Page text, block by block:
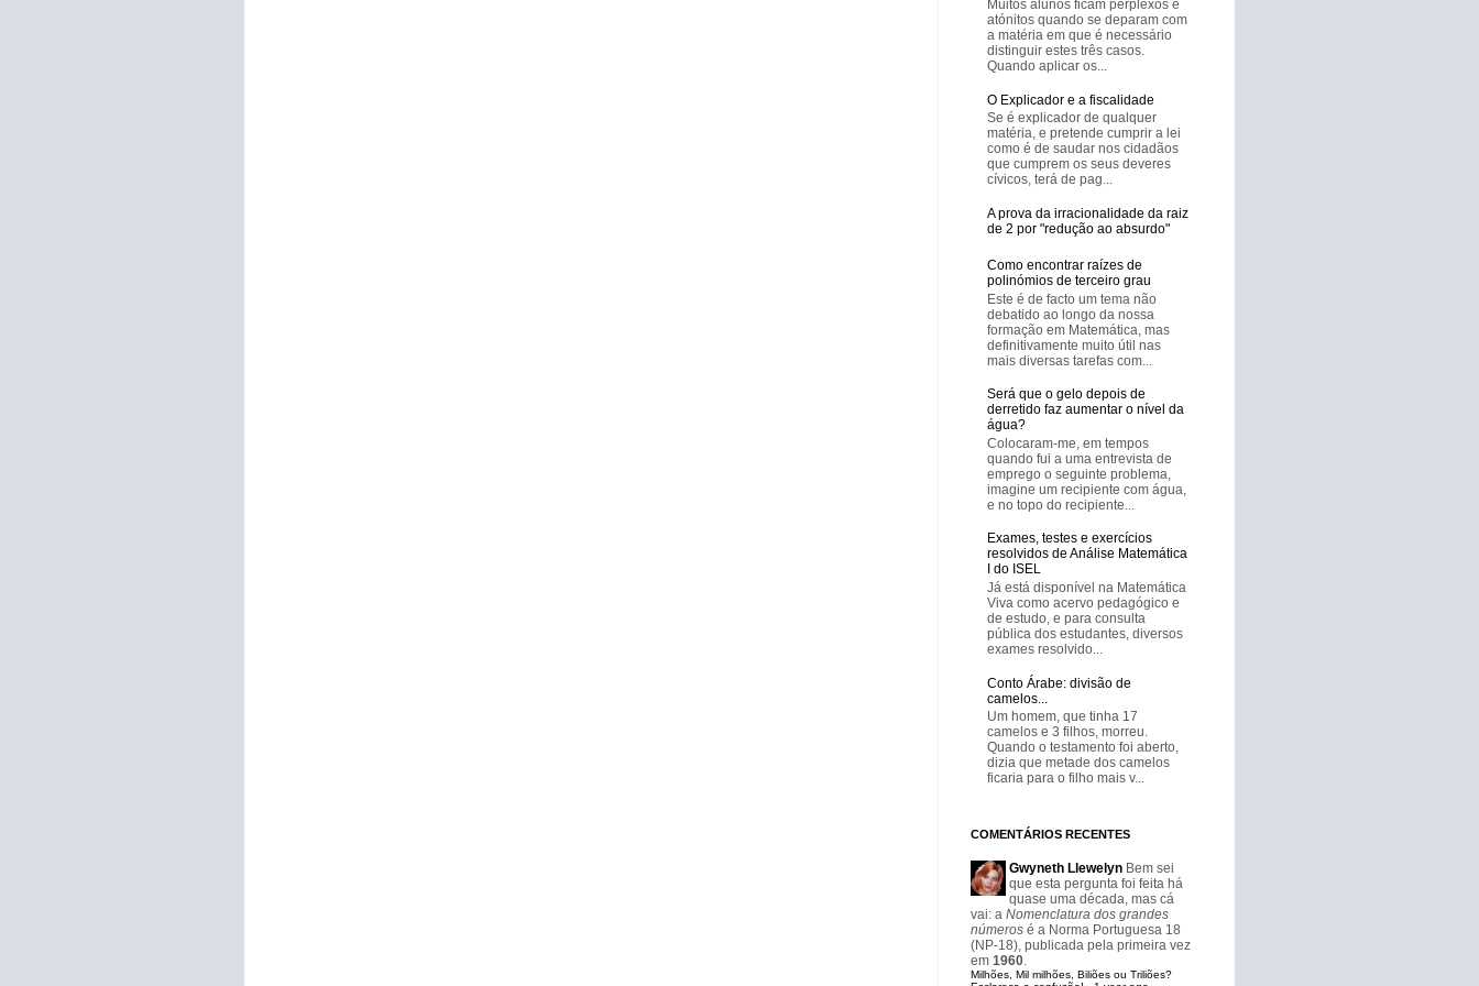
Muitos alunos ficam perplexos e
atónitos quando se deparam com
a matéria em que é necessário
distinguir estes três casos.
Quando aplicar os...
O Explicador e a fiscalidade
Se é explicador de qualquer
matéria, e pretende cumprir a lei
como é de saudar nos cidadãos
que cumprem os seus deveres
cívicos, terá de pag...
A prova da irracionalidade da raiz
de 2 por "redução ao absurdo"
Como encontrar raízes de
polinómios de terceiro grau
Este é de facto um tema não
debatido ao longo da nossa
formação em Matemática, mas
definitivamente muito útil nas
mais diversas tarefas com...
Será que o gelo depois de
derretido faz aumentar o nível da
água?
Colocaram-me, em tempos
quando fui a uma entrevista de
emprego o seguinte problema,
imagine um recipiente com água,
e no topo do recipiente...
Exames, testes e exercícios
resolvidos de Análise Matemática
I do ISEL
Já está disponível na Matemática
Viva como acervo pedagógico e
de estudo, e para consulta
pública dos estudantes, diversos
exames resolvido...
Conto Árabe: divisão de
camelos...
Um homem, que tinha 17
camelos e 3 filhos, morreu.
Quando o testamento foi aberto,
dizia que metade dos camelos
ficaria para o filho mais v...
COMENTÁRIOS RECENTES
Gwyneth Llewelyn Bem sei
que esta pergunta foi feita há
quase uma década, mas cá
vai: a Nomenclatura dos grandes
números é a Norma Portuguesa 18
(NP-18), publicada pela primeira vez
em 1960.
Milhões, Mil milhões, Biliões ou Triliões?